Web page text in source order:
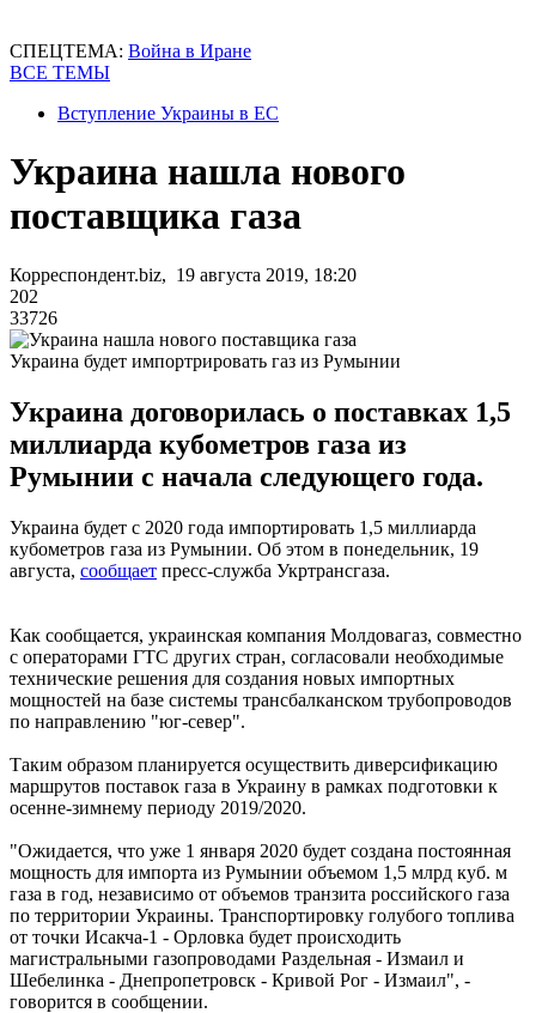
СПЕЦТЕМА: Война в Иране
ВСЕ ТЕМЫ
Вступление Украины в ЕС
Украина нашла нового
поставщика газа
Корреспондент.biz, 19 августа 2019, 18:20
202
33726
Украина будет импортрировать газ из Румынии
Украина договорилась о поставках 1,5
миллиарда кубометров газа из
Румынии с начала следующего года.
Украина будет с 2020 года импортировать 1,5 миллиарда
кубометров газа из Румынии. Об этом в понедельник, 19
августа, сообщает пресс-служба Укртрансгаза.
Как сообщается, украинская компания Молдовагаз, совместно
с операторами ГТС других стран, согласовали необходимые
технические решения для создания новых импортных
мощностей на базе системы трансбалканском трубопроводов
по направлению "юг-север".
Таким образом планируется осуществить диверсификацию
маршрутов поставок газа в Украину в рамках подготовки к
осенне-зимнему периоду 2019/2020.
"Ожидается, что уже 1 января 2020 будет создана постоянная
мощность для импорта из Румынии объемом 1,5 млрд куб. м
газа в год, независимо от объемов транзита российского газа
по территории Украины. Транспортировку голубого топлива
от точки Исакча-1 - Орловка будет происходить
магистральными газопроводами Раздельная - Измаил и
Шебелинка - Днепропетровск - Кривой Рог - Измаил", -
говорится в сообщении.